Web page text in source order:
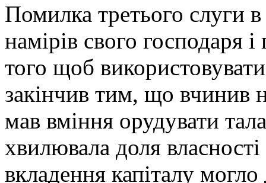
Помилка третього слуги
намірів свого господаря
того щоб
закінчив тим, що вчинив
мав вміння орудувати
хвилювала доля
вкладення капіталу